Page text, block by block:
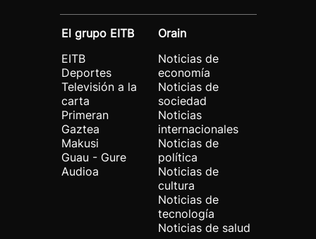
El grupo EITB
EITB
Deportes
Televisión a la
carta
Primeran
Gaztea
Makusi
Guau - Gure
Audioa
Orain
Noticias de
economía
Noticias de
sociedad
Noticias
internacionales
Noticias de
política
Noticias de
cultura
Noticias de
tecnología
Noticias de salud